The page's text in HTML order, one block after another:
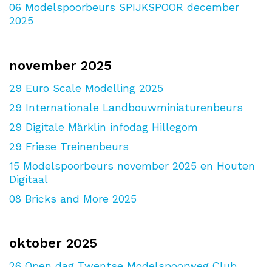
06 Modelspoorbeurs SPIJKSPOOR december
2025
november 2025
29 Euro Scale Modelling 2025
29 Internationale Landbouwminiaturenbeurs
29 Digitale Märklin infodag Hillegom
29 Friese Treinenbeurs
15 Modelspoorbeurs november 2025 en Houten
Digitaal
08 Bricks and More 2025
oktober 2025